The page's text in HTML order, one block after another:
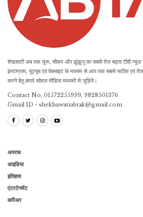
शेखावाटी अब तक चूरू, सीकर और झुंझुनू का सबसे तेज बढ़ता टीवी न्यूज़
इंस्टाग्राम, यूट्यूब एवं वेबसाइट के माध्यम से आप तक सबसे सटीक एवं
करने हेतु हमारे सोशल मीडिया माध्यमों से जुड़िये।
Contact No. 01572255999, 9828501376
Gmail ID - shekhawatiabtak@gmail.com
अपराध
आइडिया
इतिहास
एंटरटेनमेंट
करिअर